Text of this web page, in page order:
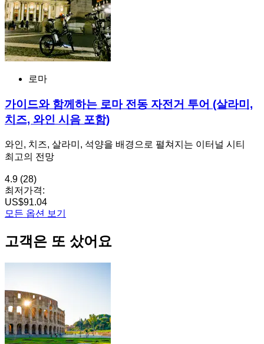
로마
가이드와 함께하는 로마 전동 자전거 투어 (살라미,
치즈, 와인 시음 포함)
와인, 치즈, 살라미, 석양을 배경으로 펼쳐지는 이터널 시티
최고의 전망
4.9 (28)
최저가격:
US$91.04
모든 옵션 보기
고객은 또 샀어요